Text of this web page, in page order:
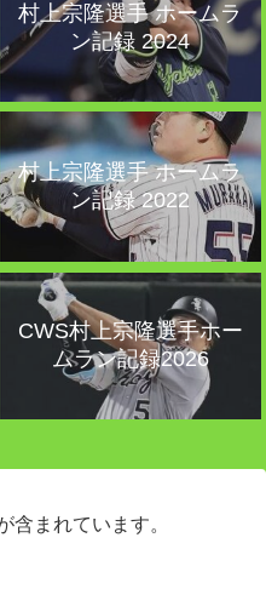
村上宗隆選手 ホームラ
ン記録 2024
村上宗隆選手 ホームラ
ン記録 2022
CWS村上宗隆選手ホー
ムラン記録2026
含まれています。